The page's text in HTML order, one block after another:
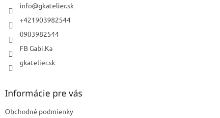
info@gkatelier.sk
+421903982544
0903982544
FB Gabi.Ka
gkatelier.sk
Informácie pre vás
Obchodné podmienky